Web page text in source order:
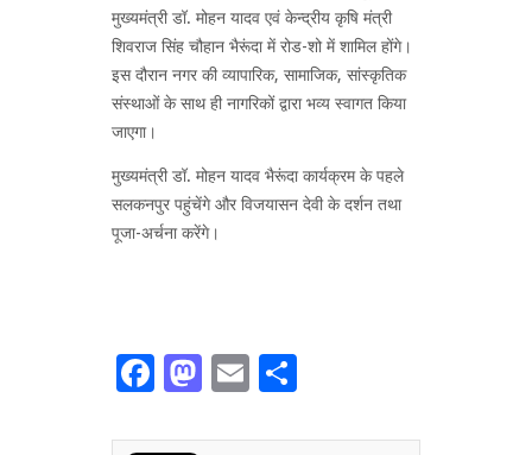
मुख्यमंत्री डॉ. मोहन यादव एवं केन्द्रीय कृषि मंत्री
शिवराज सिंह चौहान भैरूंदा में रोड-शो में शामिल होंगे।
इस दौरान नगर की व्यापारिक, सामाजिक, सांस्कृतिक
संस्थाओं के साथ ही नागरिकों द्वारा भव्य स्वागत किया
जाएगा।
मुख्यमंत्री डॉ. मोहन यादव भैरूंदा कार्यक्रम के पहले
सलकनपुर पहुंचेंगे और विजयासन देवी के दर्शन तथा
पूजा-अर्चना करेंगे।
Facebook
Mastodon
Email